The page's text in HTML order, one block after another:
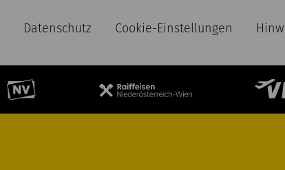
Datenschutz Cookie-Einstellungen